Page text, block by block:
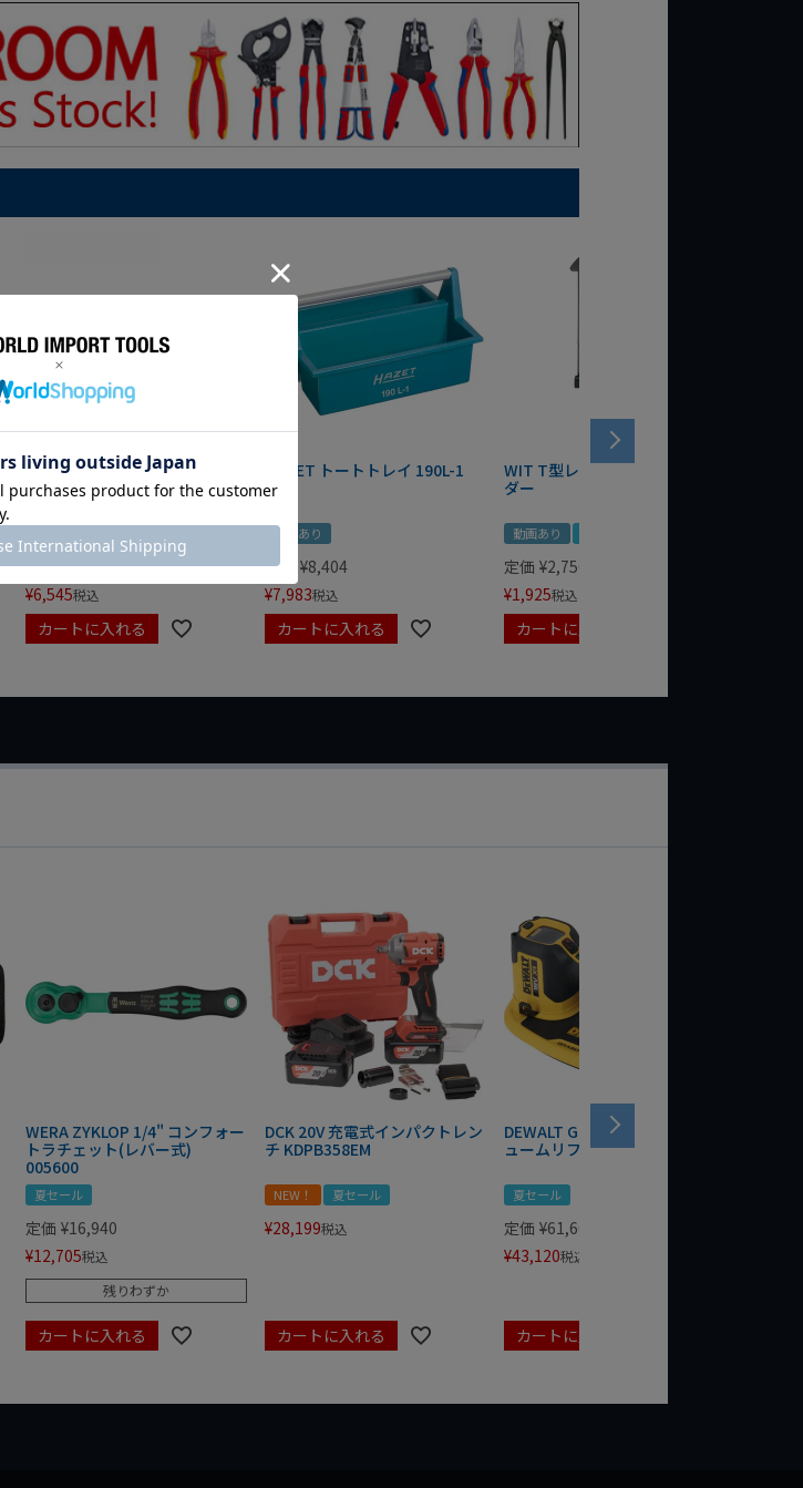
クニペックス コブラ クイック
セット 8721-250 KNIPEX
定価 ¥9,350
¥6,545税込
カートに入れる
HAZET トートトレイ 190L-1
動画あり
定価 ¥8,404
¥7,983税込
カートに入れる
WIT T型レンチマグネットホル
ダー
動画あり
定価 ¥2,750
¥1,925税込
カートに入れる
WERA ZYKLOP 1/4" コンフォー
トラチェット(レバー式)
005600
夏セール
定価 ¥16,940
¥12,705税込
残りわずか
カートに入れる
DCK 20V 充電式インパクトレン
チ KDPB358EM
NEW！ 夏セール
¥28,199税込
カートに入れる
DEWALT GRABO 18V電動バキ
ュームリフター DCE590N-XJ
夏セール
定価 ¥61,600
¥43,120税込
カートに入れる